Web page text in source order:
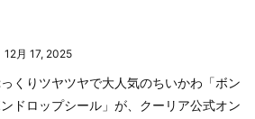
12月 17, 2025
くりツヤツヤで大人気のちいかわ「ボン
ドロップシール」が、クーリア公式オン